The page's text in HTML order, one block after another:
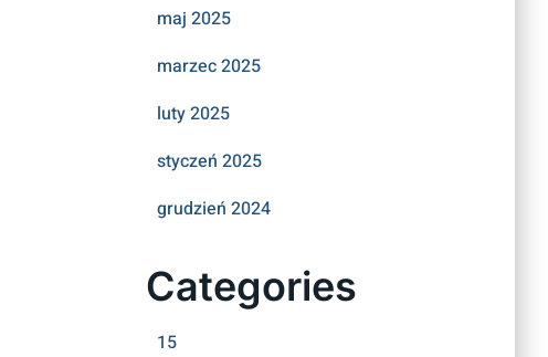
maj 2025
marzec 2025
luty 2025
styczeń 2025
grudzień 2024
Categories
15